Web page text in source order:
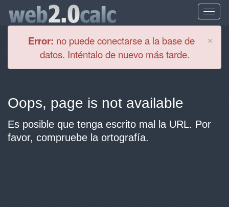
×
Error: no puede conectarse a la base de
datos. Inténtalo de nuevo más tarde.
Oops, page is not available
Es posible que tenga escrito mal la URL. Por
favor, compruebe la ortografía.